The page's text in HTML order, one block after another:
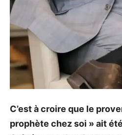
C’est à croire que le
prophète chez soi » ait